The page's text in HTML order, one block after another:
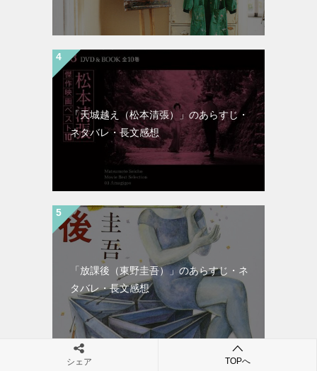
「天城越え（松本清張）」のあらすじ・
ネタバレ・長文感想
「放課後（東野圭吾）」のあらすじ・ネ
タバレ・長文感想
シェア TOPへ